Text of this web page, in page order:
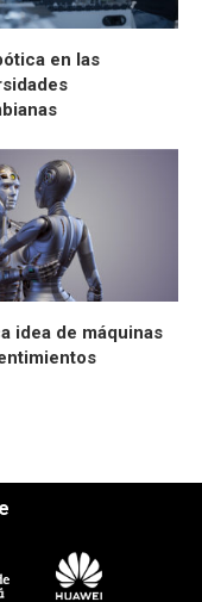
en las
idea de máquinas